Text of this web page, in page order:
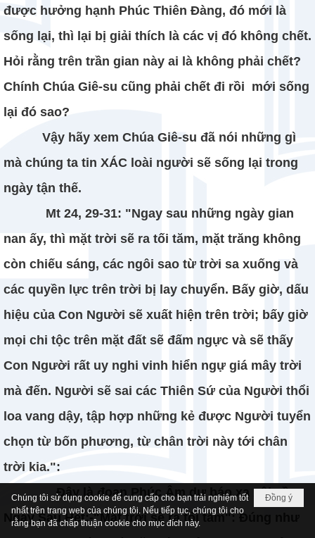
được hưởng hạnh Phúc Thiên Đàng, đó mới là
sống lại, thì lại bị giải thích là các vị đó không chết.
Hỏi rằng trên trần gian này ai là không phải chết?
Chính Chúa Giê-su cũng phải chết đi rồi mới sống
lại đó sao?
Vậy hãy xem Chúa Giê-su đã nói những gì
mà chúng ta tin XÁC loài người sẽ sống lại trong
ngày tận thế.
Mt 24, 29-31: "Ngay sau những ngày gian
nan ấy, thì mặt trời sẽ ra tối tăm, mặt trăng không
còn chiếu sáng, các ngôi sao từ trời sa xuống và
các quyền lực trên trời bị lay chuyển. Bấy giờ, dấu
hiệu của Con Người sẽ xuất hiện trên trời; bấy giờ
mọi chi tộc trên mặt đất sẽ đấm ngực và sẽ thấy
Con Người rất uy nghi vinh hiển ngự giá mây trời
mà đến. Người sẽ sai các Thiên Sứ của Người thổi
loa vang dậy, tập hợp những kẻ được Người tuyển
chọn từ bốn phương, từ chân trời này tới chân
trời kia.":
Đây là đoạn Phúc Âm dự báo xa xôi về
Ngày Sau Hết:-"Mặt trời sẽ ra tối tăm": Đúng như
Đồng ý
Chúng tôi sử dụng cookie để cung cấp cho bạn trải nghiệm tốt
nhất trên trang web của chúng tôi. Nếu tiếp tục, chúng tôi cho
rằng bạn đã chấp thuận cookie cho mục đích này.